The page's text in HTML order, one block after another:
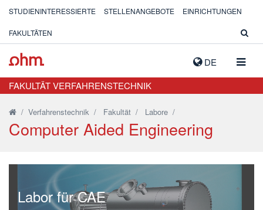
DE
STUDIENINTERESSIERTE STELLENANGEBOTE EINRICHTUNGEN
FAKULTÄTEN
FAKULTÄT VERFAHRENSTECHNIK
/ Verfahrenstechnik / Fakultät / Labore /
Computer Aided Engineering
Labor für CAE